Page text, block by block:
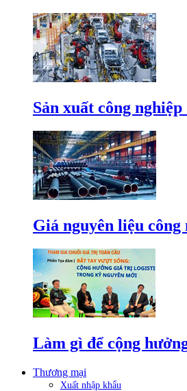
Sản xuất công
Giá nguyên liệu
Làm gì để cộng
Thương mại
Xuất nhập khẩu